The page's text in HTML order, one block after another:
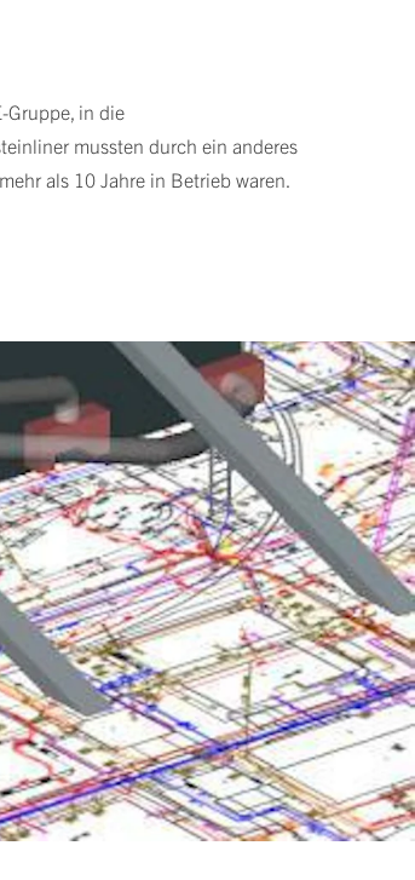
Gruppe, in die
mussten durch ein anderes
als 10 Jahre in Betrieb waren.